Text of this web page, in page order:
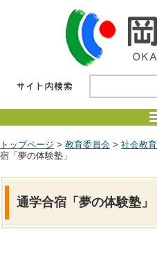
トップページ > 教育委員会 > 社会教育
宿「夢の体験塾」
通学合宿「夢の体験塾」